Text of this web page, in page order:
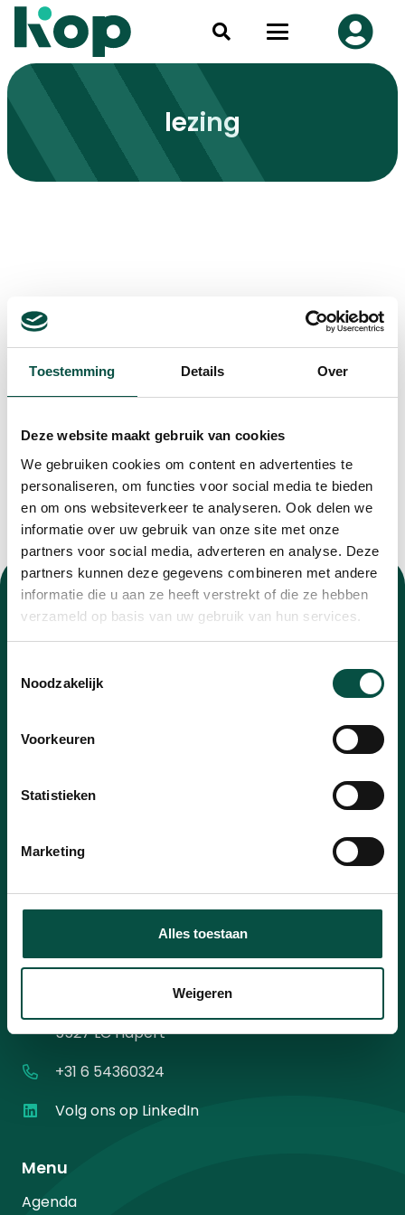
Toestemming Details Over
Deze website maakt gebruik van cookies
We gebruiken cookies om content en advertenties te
personaliseren, om functies voor social media te bieden
en om ons websiteverkeer te analyseren. Ook delen we
informatie over uw gebruik van onze site met onze
partners voor social media, adverteren en analyse. Deze
partners kunnen deze gegevens combineren met andere
informatie die u aan ze heeft verstrekt of die ze hebben
verzameld op basis van uw gebruik van hun services.
Noodzakelijk
Voorkeuren
Statistieken
Marketing
Alles toestaan
Weigeren
lezing
Nieuwsbrief
Blijf op de hoogte van alle ontwikkelingen met
onze nieuwsbrief
E-
Instemming
Ik ga akkoord met het
Contact
5527 LC Hapert
+31 6 54360324
Volg ons op LinkedIn
Menu
Agenda